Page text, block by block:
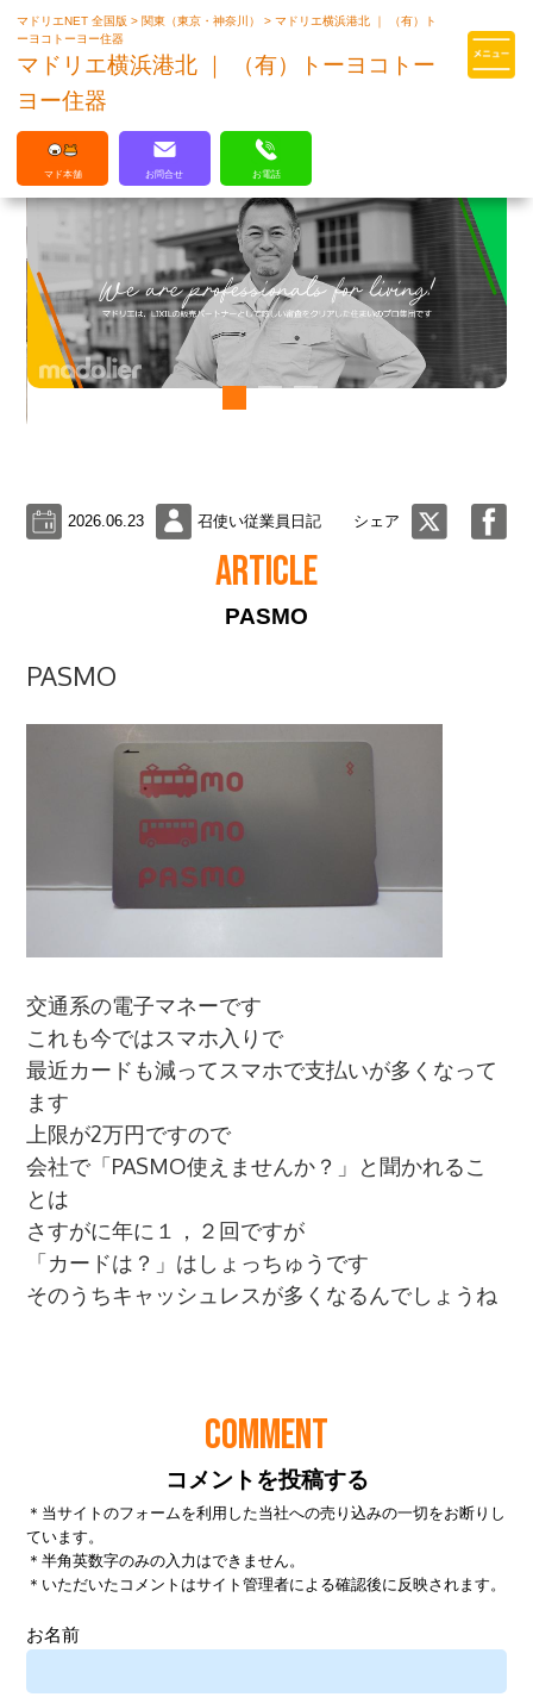
マドリエはLIXILの厳しい基準を
マドリエNET 全国版> 関東（東京・神奈川）>マドリエ横浜港北 ｜ （有）ト
ーヨコトーヨー住器
マドリエ横浜港北 ｜ （有）トーヨコトー
ヨー住器
マド本舗 お問合せ お電話
2026.06.23 召使い従業員日記 シェア
ARTICLE
PASMO
COMMENT
コメントを投稿する
＊当サイトのフォームを利用した当社への売り込みの一切をお断りし
ています。
＊半角英数字のみの入力はできません。
＊いただいたコメントはサイト管理者による確認後に反映されます。
お名前